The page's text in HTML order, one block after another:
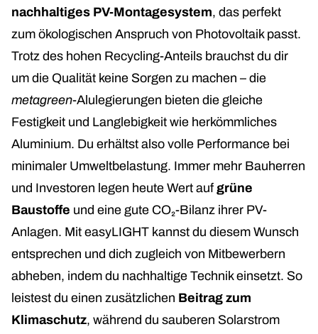
nachhaltiges PV-Montagesystem, das perfekt
zum ökologischen Anspruch von Photovoltaik passt.
Trotz des hohen Recycling-Anteils brauchst du dir
um die Qualität keine Sorgen zu machen – die
metagreen-Alulegierungen bieten die gleiche
Festigkeit und Langlebigkeit wie herkömmliches
Aluminium. Du erhältst also volle Performance bei
minimaler Umweltbelastung. Immer mehr Bauherren
und Investoren legen heute Wert auf grüne
Baustoffe und eine gute CO₂-Bilanz ihrer PV-
Anlagen. Mit easyLIGHT kannst du diesem Wunsch
entsprechen und dich zugleich von Mitbewerbern
abheben, indem du nachhaltige Technik einsetzt. So
leistest du einen zusätzlichen Beitrag zum
Klimaschutz, während du sauberen Solarstrom